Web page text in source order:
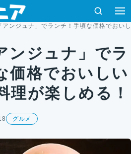
検索 メ
アンジュナ」でランチ！手頃な価格でおい
ンジュナ」でラ
価格でおいしい
理が楽しめる！
グルメ